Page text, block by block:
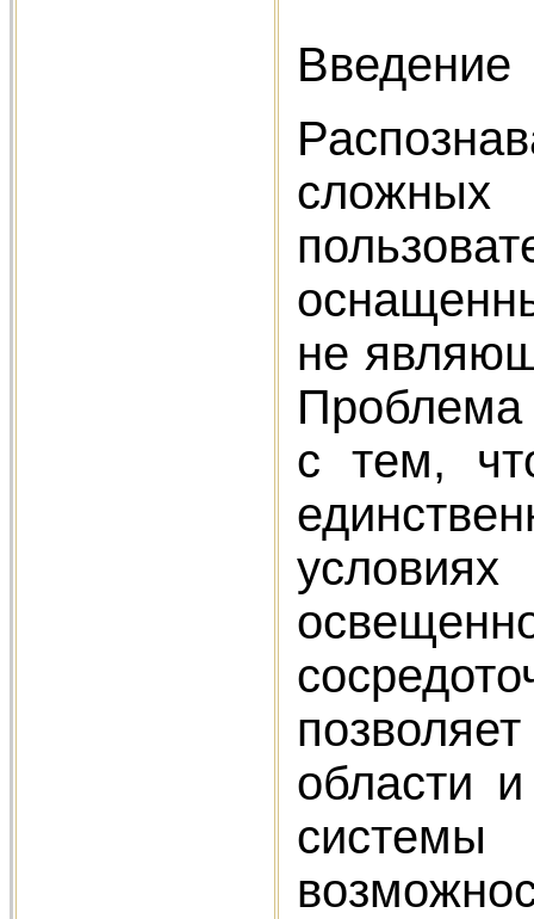
Введение
сложных
не
Проблема
с тем,
области
системы